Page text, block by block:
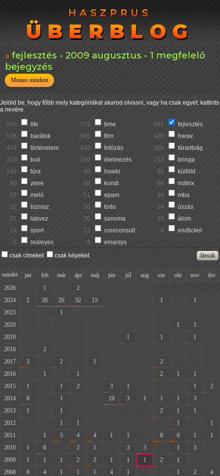
HASZPRUS
ÜBERBLOG
HASZPRUS
ÜBERBLOG
fejlesztés - 2009 augusztus - 1 megfelelő
bejegyzés
Mutass mindent
Jelöld be, hogy főbb mely kategóriákat akarod olvasni, vagy ha csak egyet: kattints
a nevére.
940 life 772 bme 691
fejlesztés
538
barátok 465 film 436
hwsw
414
történelem 403 fotózás 305
fáradtság
218
buli 160 élelmezés 153
bringa
148
túra 96 howto 90
külföld
90
zene 68 kondi 68
mátrix
52
meló 51 epam 34
mba
32
biznisz 26 todo 24
úszás
21
labvez 20 sanoma 16
álom
13
sport 12 coreconsult 9
endticket
5
realeyes 4
emarsys
csak címeket
csak képeket
mindet jan feb már ápr máj jún júl aug sze okt nov
dec
2026
1 2
2024
2 26 26 32 15 1 1
2023
1
2020
1 1
2019
1 1 1
2018
2
2017
3 2 1 2
2016
1 1 2 1 1
2015
1 1 2 3 1 1
2
2014
8 1 19 3 1 1 1 3
2013
1 1 2 1 1
2012
1 1 1
1
2011
1 5 4 4 1 1 8 6 1
1
2010
1 6 2 1 3 3 1 3
2009
1 1 1 2 2 1 1 1 2 1
2008
6 4 1 1 1 4 1 1 2
4